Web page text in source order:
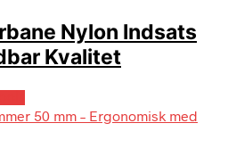
Nylon Indsats
Kvalitet